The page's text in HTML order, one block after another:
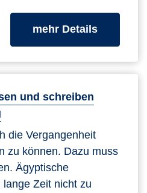
mehr Detailszum
und schreiben
die Vergangenheit
zu können. Dazu muss
Ägyptische
Zeit nicht zu